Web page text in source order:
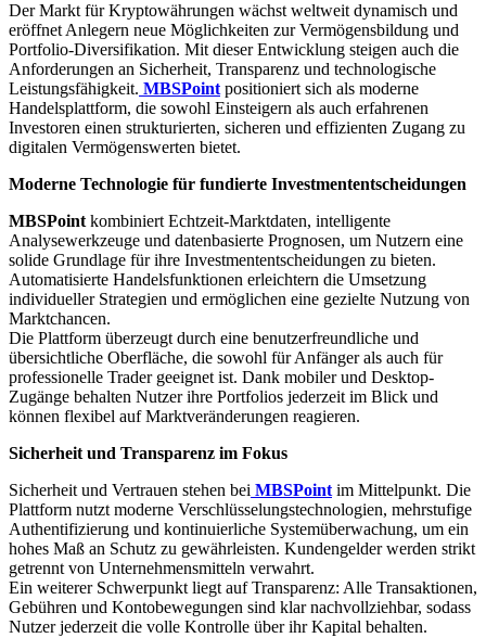
Der Markt für Kryptowährungen wächst weltweit dynamisch und
eröffnet Anlegern neue Möglichkeiten zur Vermögensbildung und
Portfolio-Diversifikation. Mit dieser Entwicklung steigen auch die
Anforderungen an Sicherheit, Transparenz und technologische
Leistungsfähigkeit. MBSPoint positioniert sich als moderne
Handelsplattform, die sowohl Einsteigern als auch erfahrenen
Investoren einen strukturierten, sicheren und effizienten Zugang zu
digitalen Vermögenswerten bietet.
Moderne Technologie für fundierte Investmententscheidungen
MBSPoint kombiniert Echtzeit-Marktdaten, intelligente
Analysewerkzeuge und datenbasierte Prognosen, um Nutzern eine
solide Grundlage für ihre Investmententscheidungen zu bieten.
Automatisierte Handelsfunktionen erleichtern die Umsetzung
individueller Strategien und ermöglichen eine gezielte Nutzung von
Marktchancen.
Die Plattform überzeugt durch eine benutzerfreundliche und
übersichtliche Oberfläche, die sowohl für Anfänger als auch für
professionelle Trader geeignet ist. Dank mobiler und Desktop-
Zugänge behalten Nutzer ihre Portfolios jederzeit im Blick und
können flexibel auf Marktveränderungen reagieren.
Sicherheit und Transparenz im Fokus
Sicherheit und Vertrauen stehen bei MBSPoint im Mittelpunkt. Die
Plattform nutzt moderne Verschlüsselungstechnologien, mehrstufige
Authentifizierung und kontinuierliche Systemüberwachung, um ein
hohes Maß an Schutz zu gewährleisten. Kundengelder werden strikt
getrennt von Unternehmensmitteln verwahrt.
Ein weiterer Schwerpunkt liegt auf Transparenz: Alle Transaktionen,
Gebühren und Kontobewegungen sind klar nachvollziehbar, sodass
Nutzer jederzeit die volle Kontrolle über ihr Kapital behalten.